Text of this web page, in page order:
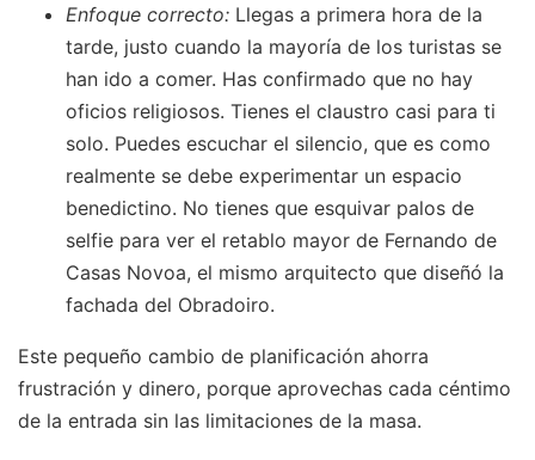
Enfoque correcto: Llegas a primera hora de la
tarde, justo cuando la mayoría de los turistas se
han ido a comer. Has confirmado que no hay
oficios religiosos. Tienes el claustro casi para ti
solo. Puedes escuchar el silencio, que es como
realmente se debe experimentar un espacio
benedictino. No tienes que esquivar palos de
selfie para ver el retablo mayor de Fernando de
Casas Novoa, el mismo arquitecto que diseñó la
fachada del Obradoiro.
Este pequeño cambio de planificación ahorra
frustración y dinero, porque aprovechas cada céntimo
de la entrada sin las limitaciones de la masa.